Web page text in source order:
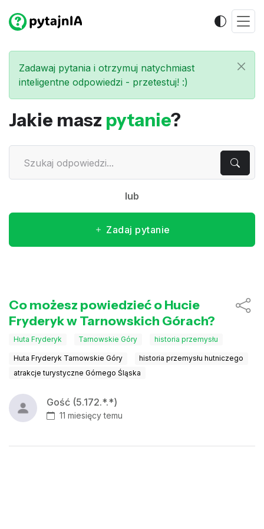
Zadawaj pytania i otrzymuj natychmiast
inteligentne odpowiedzi - przetestuj! :)
Jakie masz pytanie?
lub
Zadaj pytanie
Co możesz powiedzieć o Hucie
Fryderyk w Tarnowskich Górach?
Huta Fryderyk Tarnowskie Góry historia przemysłu
Huta Fryderyk Tarnowskie Góry
historia przemysłu hutniczego
atrakcje turystyczne Górnego Śląska
Gość (5.172.*.*)
11 miesięcy temu